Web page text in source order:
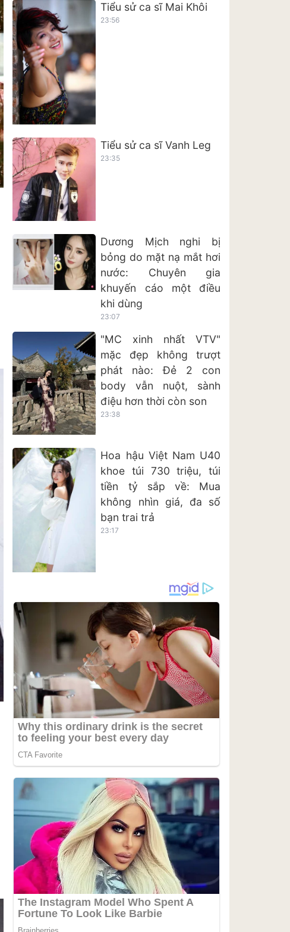
Tiểu sử ca sĩ Mai Khôi
23:56
Tiểu sử ca sĩ Vanh Leg
23:35
Dương Mịch nghi bị
bỏng do mặt nạ mắt hơi
nước: Chuyên gia
khuyến cáo một điều
khi dùng
23:07
"MC xinh nhất VTV"
mặc đẹp không trượt
phát nào: Đẻ 2 con
body vẫn nuột, sành
điệu hơn thời còn son
23:38
Hoa hậu Việt Nam U40
khoe túi 730 triệu, túi
tiền tỷ sắp về: Mua
không nhìn giá, đa số
bạn trai trả
23:17